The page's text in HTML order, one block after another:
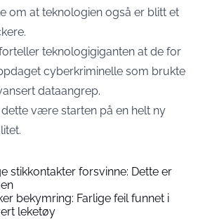
om at teknologien også er blitt et
teknologigiganten at de for
cyberkriminelle som brukte
dataangrep.
være starten på en helt ny
stikkontakter forsvinne: Dette er
bekymring: Farlige feil funnet i
leketøy